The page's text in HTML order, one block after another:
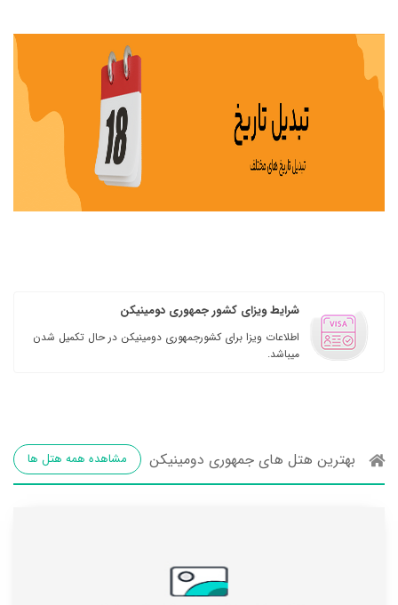
شرایط ویزای کشور جمهوری دومینیکن
اطلاعات ویزا برای کشورجمهوری دومینیکن در حال تکمیل شدن
میباشد.
بهترین هتل های جمهوری دومینیکن مشاهده همه هتل ها